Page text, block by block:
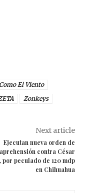
El Viento
Zonkeys
Next article
Ejecutan nueva orden de
aprehensión contra César
por peculado de 120 mdp
en Chihuahua